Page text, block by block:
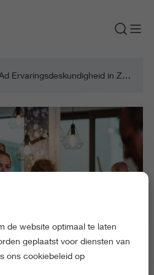
Meeloopdag Ad Ervaringsdeskundigheid in Zorg en Welzijn
de website optimaal te laten
geplaatst voor diensten van
ons cookiebeleid op